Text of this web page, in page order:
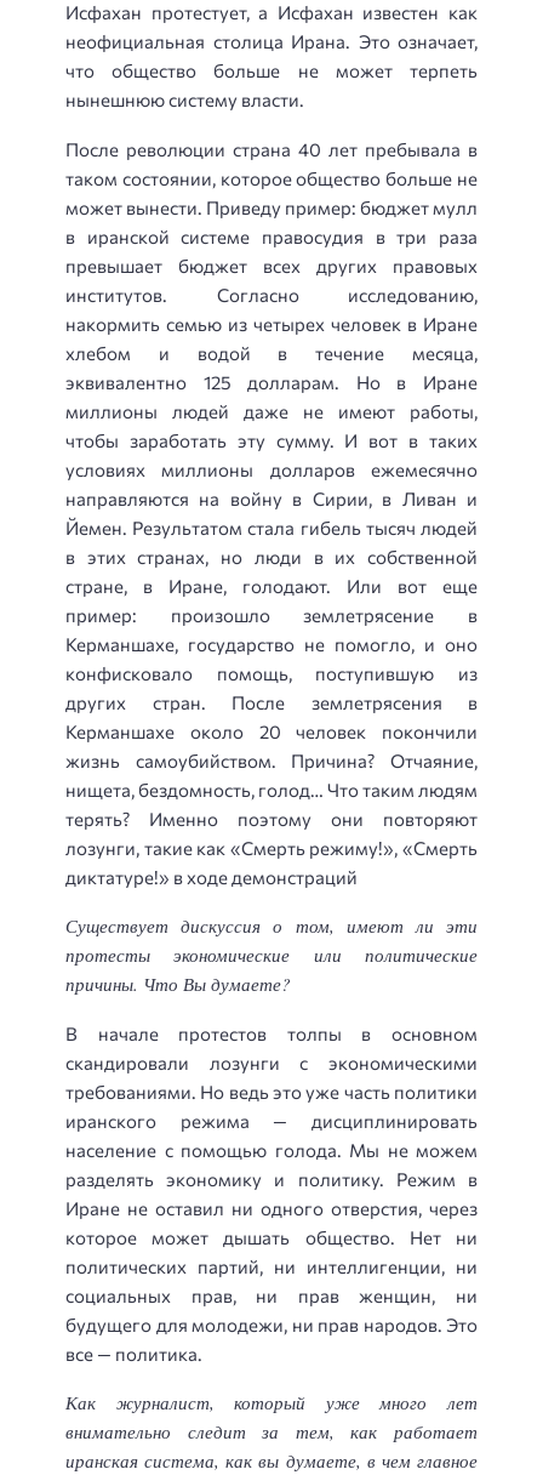
Исфахан протестует, а Исфахан известен как
неофициальная столица Ирана. Это означает,
что общество больше не может терпеть
нынешнюю систему власти.
После революции страна 40 лет пребывала в
таком состоянии, которое общество больше не
может вынести. Приведу пример: бюджет мулл
в иранской системе правосудия в три раза
превышает бюджет всех других правовых
институтов. Согласно исследованию,
накормить семью из четырех человек в Иране
хлебом и водой в течение месяца,
эквивалентно 125 долларам. Но в Иране
миллионы людей даже не имеют работы,
чтобы заработать эту сумму. И вот в таких
условиях миллионы долларов ежемесячно
направляются на войну в Сирии, в Ливан и
Йемен. Результатом стала гибель тысяч людей
в этих странах, но люди в их собственной
стране, в Иране, голодают. Или вот еще
пример: произошло землетрясение в
Керманшахе, государство не помогло, и оно
конфисковало помощь, поступившую из
других стран. После землетрясения в
Керманшахе около 20 человек покончили
жизнь самоубийством. Причина? Отчаяние,
нищета, бездомность, голод… Что таким людям
терять? Именно поэтому они повторяют
лозунги, такие как «Смерть режиму!», «Смерть
диктатуре!» в ходе демонстраций
Существует дискуссия о том, имеют ли эти
протесты экономические или политические
причины. Что Вы думаете?
В начале протестов толпы в основном
скандировали лозунги с экономическими
требованиями. Но ведь это уже часть политики
иранского режима — дисциплинировать
население с помощью голода. Мы не можем
разделять экономику и политику. Режим в
Иране не оставил ни одного отверстия, через
которое может дышать общество. Нет ни
политических партий, ни интеллигенции, ни
социальных прав, ни прав женщин, ни
будущего для молодежи, ни прав народов. Это
все — политика.
Как журналист, который уже много лет
внимательно следит за тем, как работает
иранская система, как вы думаете, в чем главное